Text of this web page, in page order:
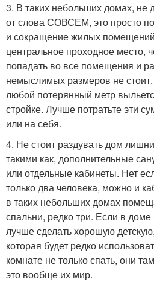
3. В таких небольших домах, не
от слова СОВСЕМ, это просто
и сокращение жилых
центральное проходное место,
попадать во все помещения и
немыслимых размеров не
любой потерянный метр
стройке. Лучше потратьте эти
или на себя.
4. Не стоит раздувать дом
такими как, дополнительные
или отдельные кабинеты. Нет
только два человека, можно и
в таких небольших домах
спальни, редко три. Если в доме
лучше сделать хорошую
которая будет редко
комнате не только спать, они
это вообще их мир.